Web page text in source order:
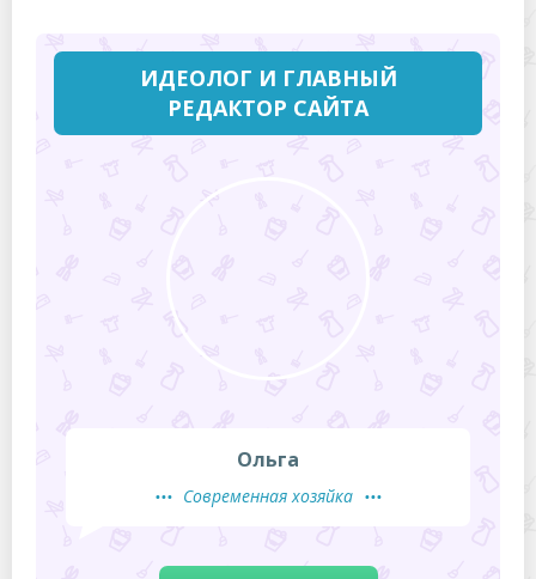
ИДЕОЛОГ И ГЛАВНЫЙ
РЕДАКТОР САЙТА
Ольга
Современная хозяйка